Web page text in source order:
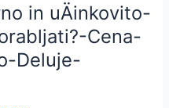
in uÄinkovito-
Cena-
Deluje-